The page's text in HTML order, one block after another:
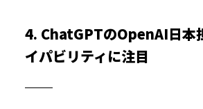
4. ChatGPTのOpenAI日本
イパビリティに注目